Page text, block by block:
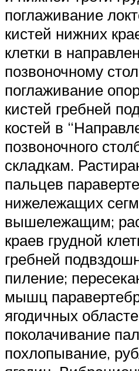
поглаживание
кистей нижних
клетки в
позвоночному
поглаживание
кистей гребней
костей в
позвоночного
складкам.
пальцев
ни­жележащих
вышележащим;
краев груд­ной
гребней
пиление;
мышц
ягодичных
поколачивание
похлопывание,